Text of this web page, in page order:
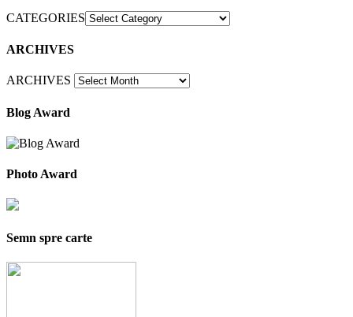
CATEGORIES
ARCHIVES
ARCHIVES
Blog Award
Photo Award
Semn spre carte